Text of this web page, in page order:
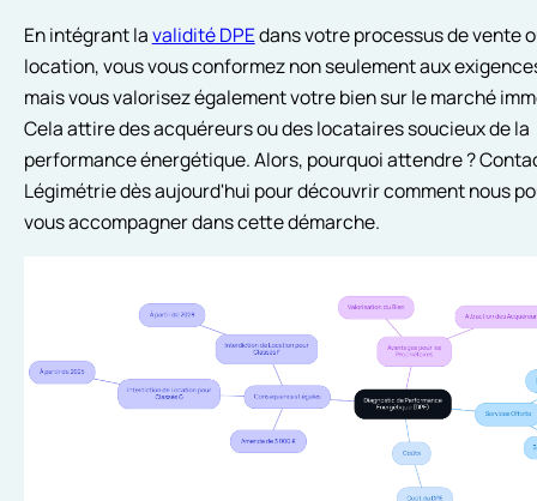
En intégrant lavalidité DPEdans votre processus de vente
location, vous vous conformez non seulement aux
mais vous valorisez également votre bien sur le marché
Cela attire des acquéreurs ou des locataires soucieux de la
performance énergétique. Alors, pourquoi attendre ?
Légimétrie dès aujourd'hui pour découvrir comment nous
vous accompagner dans cette démarche.